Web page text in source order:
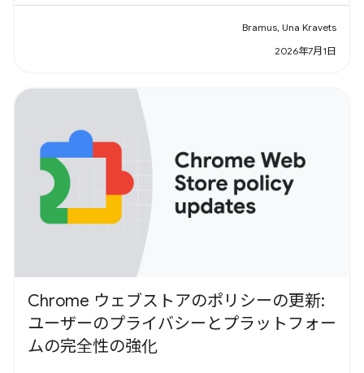
Bramus, Una Kravets
2026年7月1日
Chrome ウェブストアのポリシーの更新:
ユーザーのプライバシーとプラットフォー
ムの完全性の強化